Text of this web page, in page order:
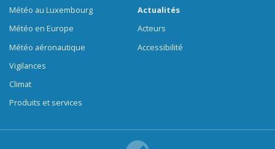
Météo au Luxembourg
Météo en Europe
Météo aéronautique
Vigilances
Climat
Produits et services
Actualités
Acteurs
Accessibilité